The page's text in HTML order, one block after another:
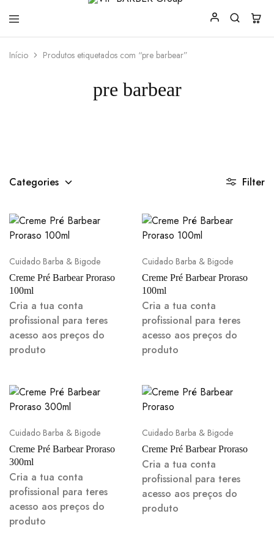
BARBER
para
Início Produtos etiquetados com “pre barbear”
pre barbear
Categories Filter
Cuidado Barba & Bigode
Creme Pré Barbear Proraso
100ml
Cria a tua conta
profissional para teres
acesso aos preços do
produto
Cuidado Barba & Bigode
Creme Pré Barbear Proraso
100ml
Cria a tua conta
profissional para teres
acesso aos preços do
produto
Cuidado Barba & Bigode
Creme Pré Barbear Proraso
300ml
Cria a tua conta
profissional para teres
acesso aos preços do
produto
Cuidado Barba & Bigode
Creme Pré Barbear Proraso
Cria a tua conta
profissional para teres
acesso aos preços do
produto